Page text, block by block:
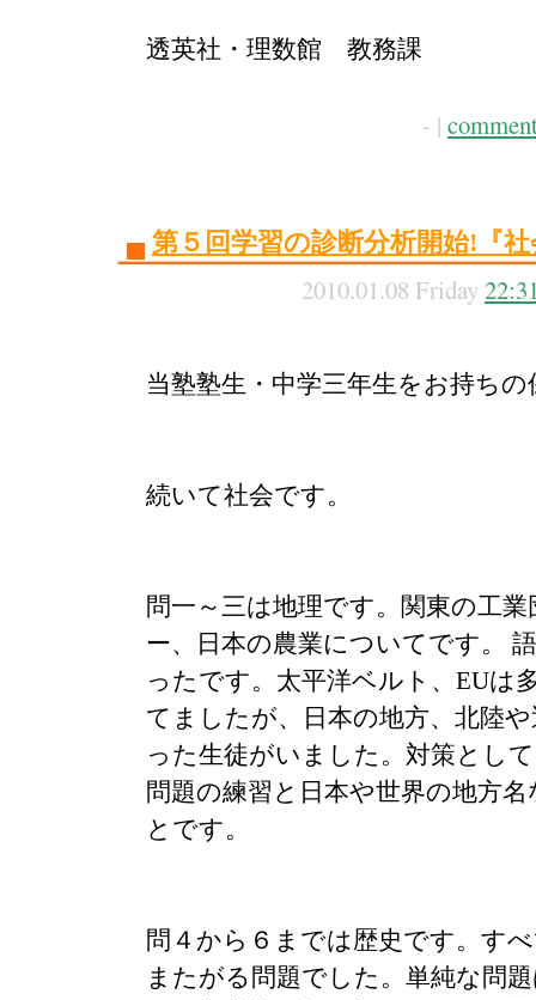
透英社・理数館 教務課
- |
第５回学習の診断分析開始!『
2010.01.08 Friday
当塾塾生・中学三年生をお持ちの
続いて社会です。
問一～三は地理です。関東の工
ー、日本の農業についてです。
ったです。太平洋ベルト、EUは
てましたが、日本の地方、北陸
った生徒がいました。対策とし
問題の練習と日本や世界の地方
とです。
問４から６までは歴史です。す
またがる問題でした。単純な問